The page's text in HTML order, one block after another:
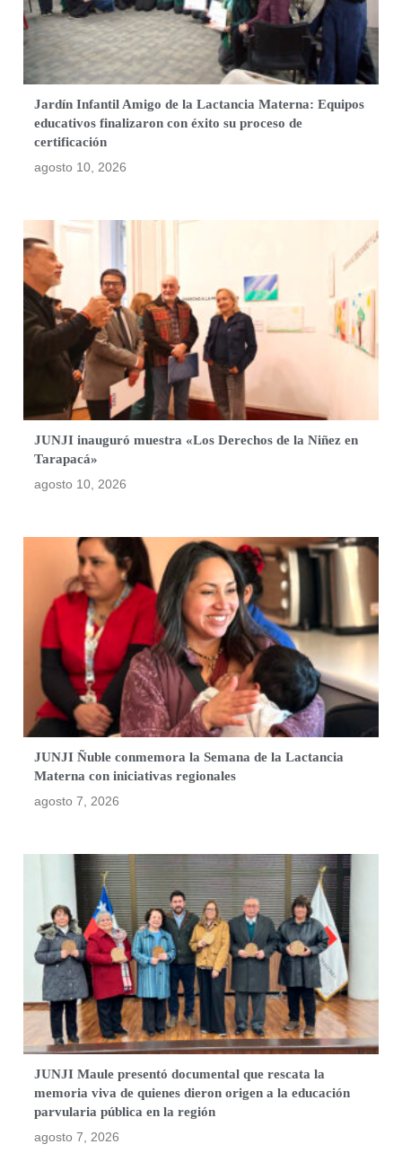
Jardín Infantil Amigo de la Lactancia Materna: Equipos
educativos finalizaron con éxito su proceso de
certificación
agosto 10, 2026
JUNJI inauguró muestra «Los Derechos de la Niñez en
Tarapacá»
agosto 10, 2026
JUNJI Ñuble conmemora la Semana de la Lactancia
Materna con iniciativas regionales
agosto 7, 2026
JUNJI Maule presentó documental que rescata la
memoria viva de quienes dieron origen a la educación
parvularia pública en la región
agosto 7, 2026